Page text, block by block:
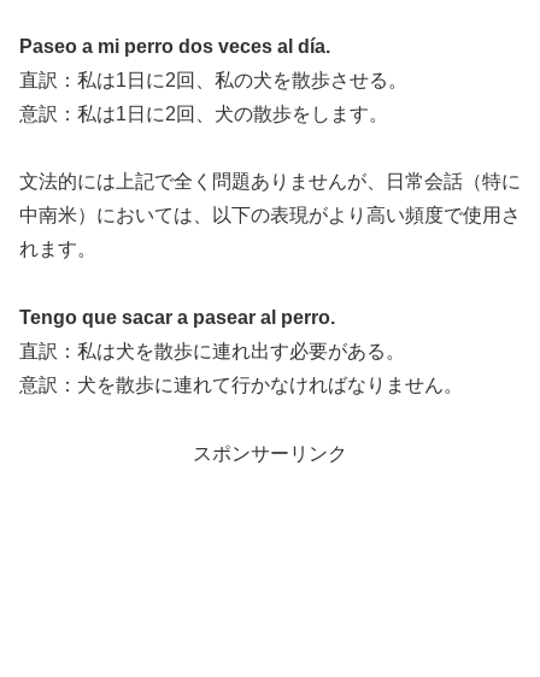
Paseo a mi perro dos veces al día.
直訳：私は1日に2回、私の犬を散歩させる。
意訳：私は1日に2回、犬の散歩をします。
文法的には上記で全く問題ありませんが、日常会話（特に
中南米）においては、以下の表現がより高い頻度で使用さ
れます。
Tengo que sacar a pasear al perro.
直訳：私は犬を散歩に連れ出す必要がある。
意訳：犬を散歩に連れて行かなければなりません。
スポンサーリンク